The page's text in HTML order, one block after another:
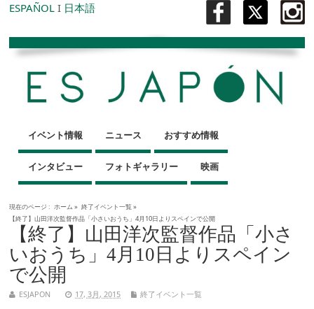
ESPAÑOL I 日本語
イベント情報 ニュース おすすめ情報
インタビュー フォトギャラリー 映画
現在のページ : ホーム » 終了イベント一覧»
【終了】山田洋次監督作品「小さいおうち」4月10日よりスペインで公開
【終了】山田洋次監督作品「小さ
いおうち」4月10日よりスペイン
で公開
ESJAPON 17, 3月, 2015 終了イベント一覧